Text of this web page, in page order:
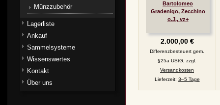
Bartolomeo
Gradenigo, Zecchino
o.J., vz+
2.000,00 €
Differenzbesteuert gem.
§25a UStG, zzgl.
Versandkosten
Lieferzeit: 3–5 Tage
Münzzubehör
Lagerliste
Ankauf
Sammelsysteme
Wissenswertes
Kontakt
Über uns